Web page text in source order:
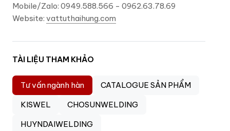
Mobile/Zalo: 0949.588.566 - 0962.63.78.69
Website: vattuthaihung.com
TÀI LIỆU THAM KHẢO
Tư vấn ngành hàn
CATALOGUE SẢN PHẨM
KISWEL
CHOSUNWELDING
HUYNDAIWELDING